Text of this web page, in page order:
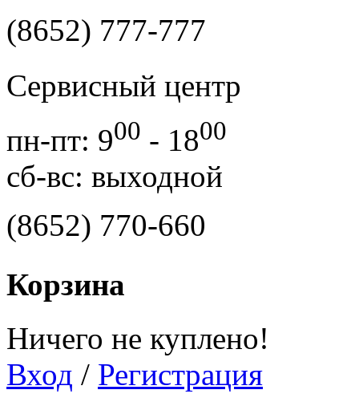
(8652) 777-777
Сервисный центр
пн-пт: 900 - 1800
сб-вс: выходной
(8652) 770-660
Корзина
Ничего не куплено!
Вход / Регистрация